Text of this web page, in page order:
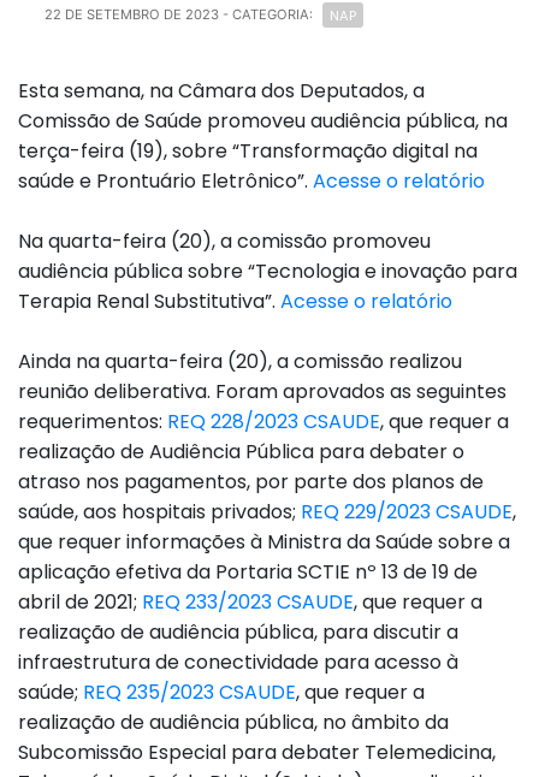
22 DE SETEMBRO DE 2023 - CATEGORIA: NAP
Esta semana, na Câmara dos Deputados, a
Comissão de Saúde promoveu audiência pública, na
terça-feira (19), sobre “Transformação digital na
saúde e Prontuário Eletrônico”. Acesse o relatório
Na quarta-feira (20), a comissão promoveu
audiência pública sobre “Tecnologia e inovação para
Terapia Renal Substitutiva”. Acesse o relatório
Ainda na quarta-feira (20), a comissão realizou
reunião deliberativa. Foram aprovados as seguintes
requerimentos: REQ 228/2023 CSAUDE, que requer a
realização de Audiência Pública para debater o
atraso nos pagamentos, por parte dos planos de
saúde, aos hospitais privados; REQ 229/2023 CSAUDE,
que requer informações à Ministra da Saúde sobre a
aplicação efetiva da Portaria SCTIE nº 13 de 19 de
abril de 2021; REQ 233/2023 CSAUDE, que requer a
realização de audiência pública, para discutir a
infraestrutura de conectividade para acesso à
saúde; REQ 235/2023 CSAUDE, que requer a
realização de audiência pública, no âmbito da
Subcomissão Especial para debater Telemedicina,